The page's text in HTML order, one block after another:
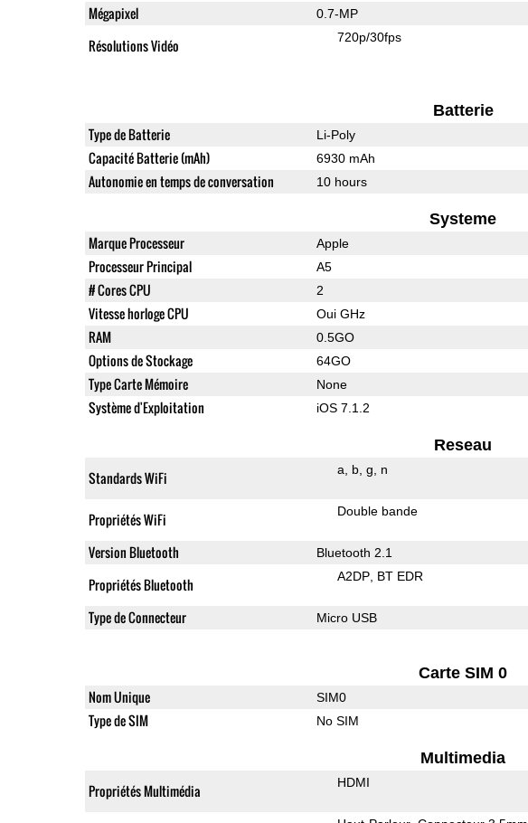
Mégapixel 0.7-MP
Résolutions Vidéo 720p/30fps
Batterie
Type de Batterie Li-Poly
Capacité Batterie (mAh) 6930 mAh
Autonomie en temps de conversation 10 hours
Systeme
Marque Processeur Apple
Processeur Principal A5
# Cores CPU 2
Vitesse horloge CPU Oui GHz
RAM 0.5GO
Options de Stockage 64GO
Type Carte Mémoire None
Système d'Exploitation iOS 7.1.2
Reseau
Standards WiFi a b g n
Propriétés WiFi Double bande
Version Bluetooth Bluetooth 2.1
Propriétés Bluetooth A2DP BT EDR
Type de Connecteur Micro USB
Carte SIM 0
Nom Unique SIM0
Type de SIM No SIM
Multimedia
Propriétés Multimédia HDMI